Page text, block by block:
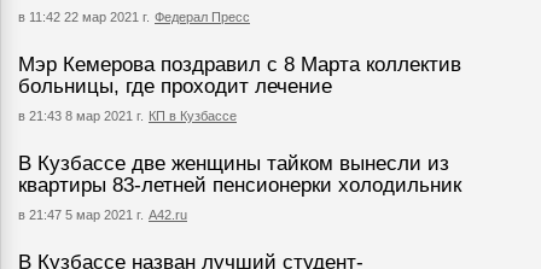
в 11:42 22 мар 2021 г. Федерал Пресс
Мэр Кемерова поздравил с 8 Марта коллектив
больницы, где проходит лечение
в 21:43 8 мар 2021 г. КП в Кузбассе
В Кузбассе две женщины тайком вынесли из
квартиры 83-летней пенсионерки холодильник
в 21:47 5 мар 2021 г. А42.ru
В Кузбассе назван лучший студент-